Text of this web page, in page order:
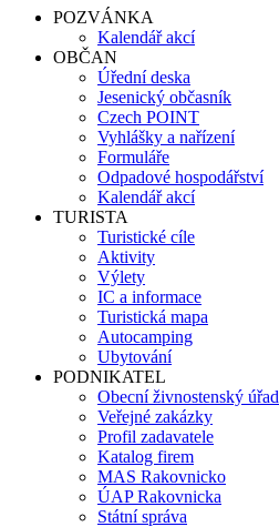
POZVÁNKA
Kalendář akcí
OBČAN
Úřední deska
Jesenický občasník
Czech POINT
Vyhlášky a nařízení
Formuláře
Odpadové hospodářství
Kalendář akcí
TURISTA
Turistické cíle
Aktivity
Výlety
IC a informace
Turistická mapa
Autocamping
Ubytování
PODNIKATEL
Obecní živnostenský úřad
Veřejné zakázky
Profil zadavatele
Katalog firem
MAS Rakovnicko
ÚAP Rakovnicka
Státní správa